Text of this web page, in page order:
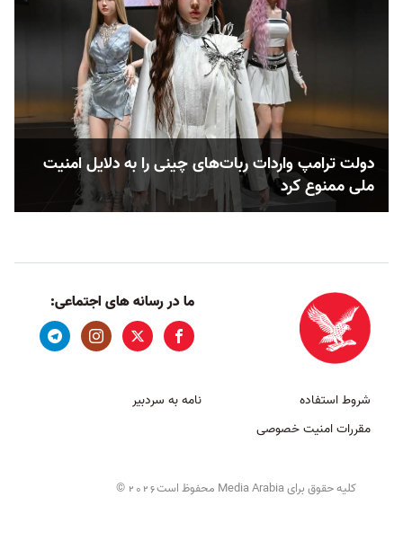
دولت ترامپ واردات ربات‌های چینی را به دلایل امنیت
ملی ممنوع کرد
ما در رسانه های اجتماعی:
شروط استفاده
مقررات امنیت خصوصی
نامه به سردبیر
کلیه حقوق برای Media Arabia محفوظ است 2026
©